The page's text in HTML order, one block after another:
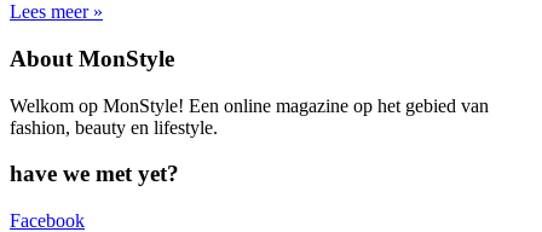
Lees meer »
About MonStyle
Welkom op MonStyle! Een online magazine op het gebied van
fashion, beauty en lifestyle.
have we met yet?
Facebook